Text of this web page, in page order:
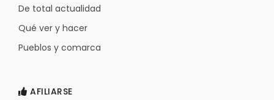
De total actualidad
Qué ver y hacer
Pueblos y comarca
AFILIARSE